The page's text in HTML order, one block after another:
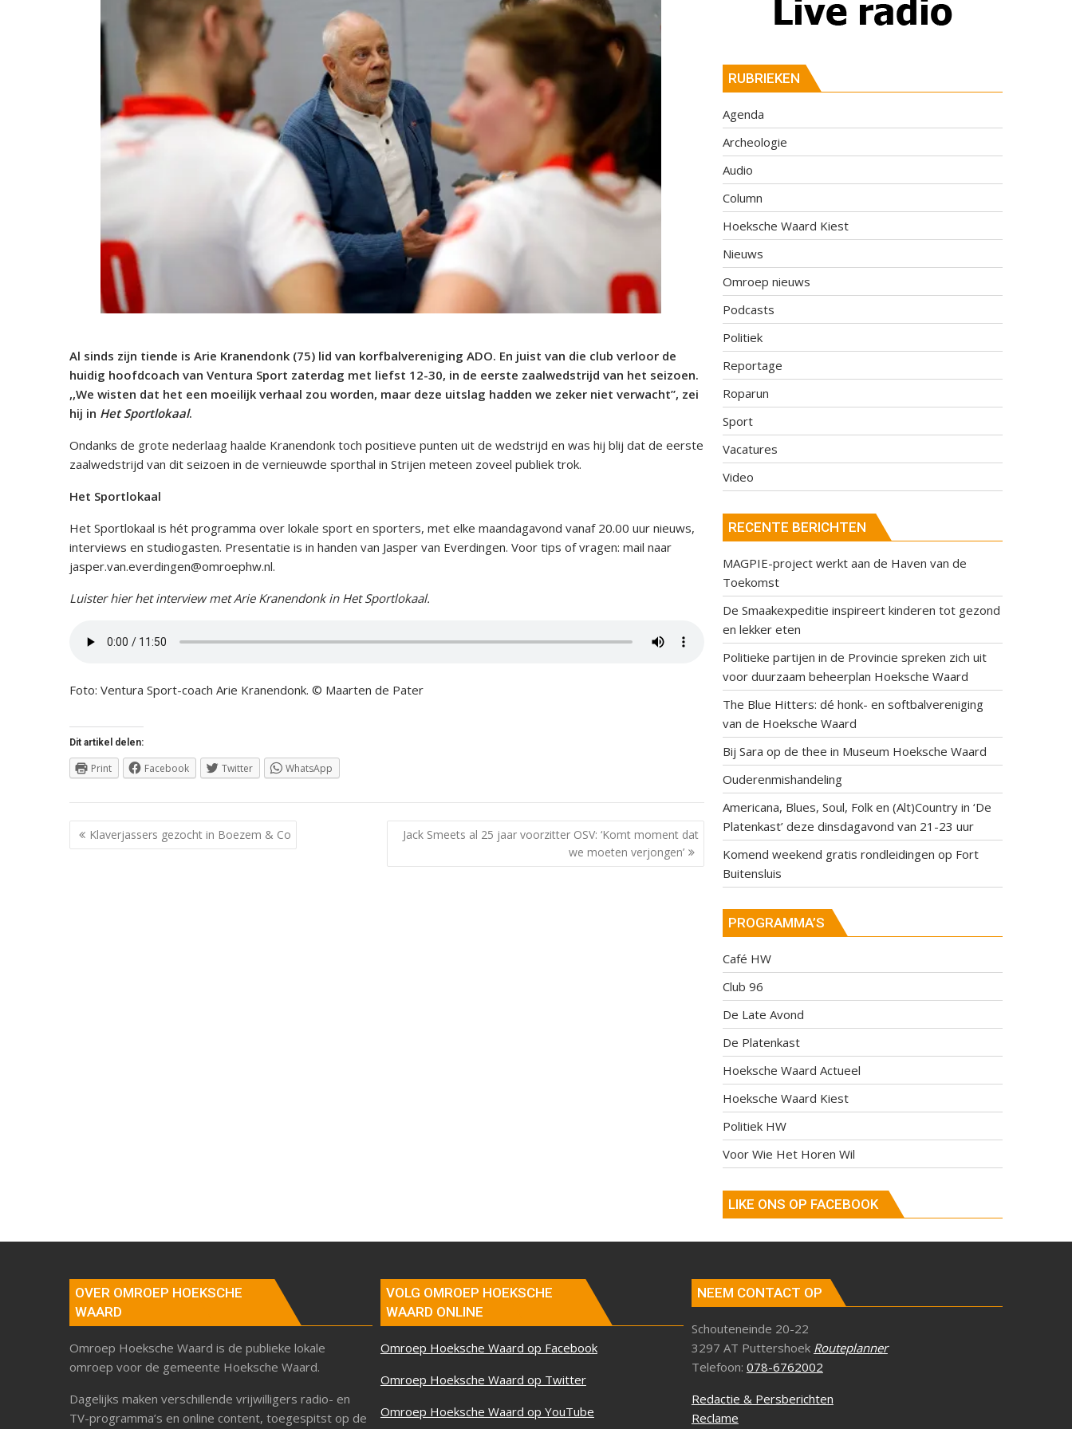
Al sinds zijn tiende is Arie Kranendonk (75) lid van korfbalvereniging ADO. En juist van die club verloor de
huidig hoofdcoach van Ventura Sport zaterdag met liefst 12-30, in de eerste zaalwedstrijd van het seizoen.
,,We wisten dat het een moeilijk verhaal zou worden, maar deze uitslag hadden we zeker niet verwacht”, zei
hij in Het Sportlokaal.
Ondanks de grote nederlaag haalde Kranendonk toch positieve punten uit de wedstrijd en was hij blij dat de eerste
zaalwedstrijd van dit seizoen in de vernieuwde sporthal in Strijen meteen zoveel publiek trok.
Het Sportlokaal
Het Sportlokaal is hét programma over lokale sport en sporters, met elke maandagavond vanaf 20.00 uur nieuws,
interviews en studiogasten. Presentatie is in handen van Jasper van Everdingen. Voor tips of vragen: mail naar
jasper.van.everdingen@omroephw.nl.
Luister hier het interview met Arie Kranendonk in Het Sportlokaal.
Foto: Ventura Sport-coach Arie Kranendonk. © Maarten de Pater
Dit artikel delen:
Print Facebook Twitter WhatsApp
Berichtnavigatie
Klaverjassers gezocht in Boezem & Co
Jack Smeets al 25 jaar voorzitter OSV: ‘Komt moment dat
we moeten verjongen’
RUBRIEKEN
Agenda
Archeologie
Audio
Column
Hoeksche Waard Kiest
Nieuws
Omroep nieuws
Podcasts
Politiek
Reportage
Roparun
Sport
Vacatures
Video
RECENTE BERICHTEN
MAGPIE-project werkt aan de Haven van de
Toekomst
De Smaakexpeditie inspireert kinderen tot gezond
en lekker eten
Politieke partijen in de Provincie spreken zich uit
voor duurzaam beheerplan Hoeksche Waard
The Blue Hitters: dé honk- en softbalvereniging
van de Hoeksche Waard
Bij Sara op de thee in Museum Hoeksche Waard
Ouderenmishandeling
Americana, Blues, Soul, Folk en (Alt)Country in ‘De
Platenkast’ deze dinsdagavond van 21-23 uur
Komend weekend gratis rondleidingen op Fort
Buitensluis
PROGRAMMA’S
Café HW
Club 96
De Late Avond
De Platenkast
Hoeksche Waard Actueel
Hoeksche Waard Kiest
Politiek HW
Voor Wie Het Horen Wil
LIKE ONS OP FACEBOOK
OVER OMROEP HOEKSCHE
WAARD
Omroep Hoeksche Waard is de publieke lokale
omroep voor de gemeente Hoeksche Waard.
Dagelijks maken verschillende vrijwilligers radio- en
TV-programma’s en online content, toegespitst op de
VOLG OMROEP HOEKSCHE
WAARD ONLINE
Omroep Hoeksche Waard op Facebook
Omroep Hoeksche Waard op Twitter
Omroep Hoeksche Waard op YouTube
NEEM CONTACT OP
Schouteneinde 20-22
3297 AT Puttershoek Routeplanner
Telefoon: 078-6762002
Redactie & Persberichten
Reclame